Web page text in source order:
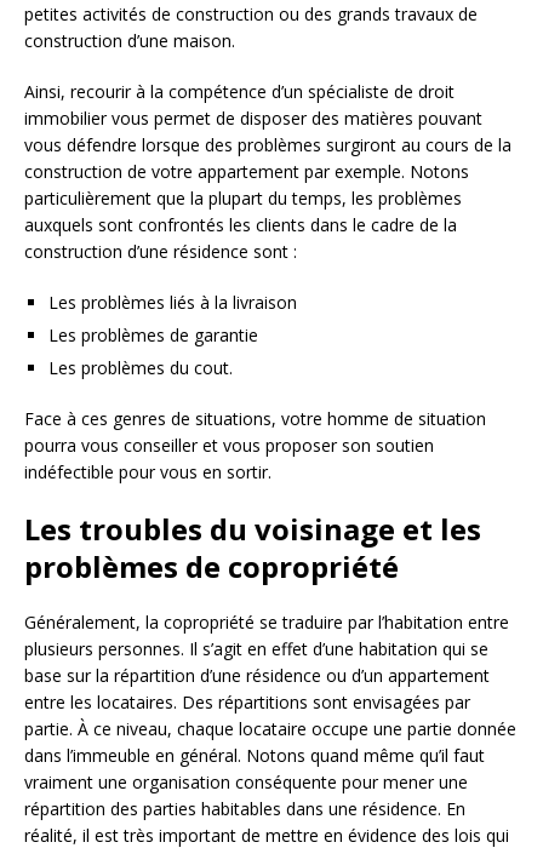
petites activités de construction ou des grands travaux de
construction d’une maison.
Ainsi, recourir à la compétence d’un spécialiste de droit
immobilier vous permet de disposer des matières pouvant
vous défendre lorsque des problèmes surgiront au cours de la
construction de votre appartement par exemple. Notons
particulièrement que la plupart du temps, les problèmes
auxquels sont confrontés les clients dans le cadre de la
construction d’une résidence sont :
Les problèmes liés à la livraison
Les problèmes de garantie
Les problèmes du cout.
Face à ces genres de situations, votre homme de situation
pourra vous conseiller et vous proposer son soutien
indéfectible pour vous en sortir.
Les troubles du voisinage et les
problèmes de copropriété
Généralement, la copropriété se traduire par l’habitation entre
plusieurs personnes. Il s’agit en effet d’une habitation qui se
base sur la répartition d’une résidence ou d’un appartement
entre les locataires. Des répartitions sont envisagées par
partie. À ce niveau, chaque locataire occupe une partie donnée
dans l’immeuble en général. Notons quand même qu’il faut
vraiment une organisation conséquente pour mener une
répartition des parties habitables dans une résidence. En
réalité, il est très important de mettre en évidence des lois qui